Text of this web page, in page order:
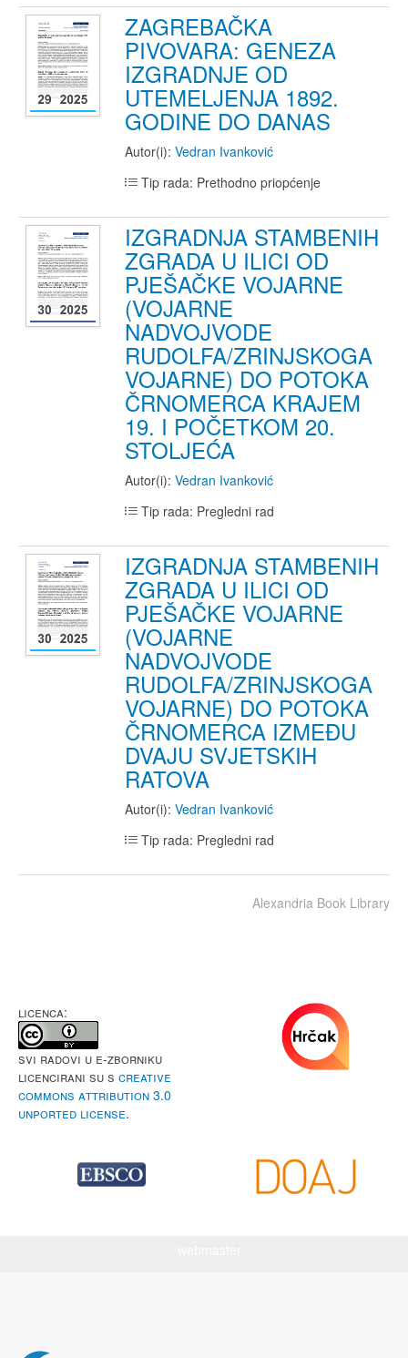
ZAGREBAČKA
PIVOVARA: GENEZA
IZGRADNJE OD
UTEMELJENJA 1892.
GODINE DO DANAS
Autor(i): Vedran Ivanković
Tip rada: Prethodno priopćenje
IZGRADNJA STAMBENIH
ZGRADA U ILICI OD
PJEŠAČKE VOJARNE
(VOJARNE
NADVOJVODE
RUDOLFA/ZRINJSKOGA
VOJARNE) DO POTOKA
ČRNOMERCA KRAJEM
19. I POČETKOM 20.
STOLJEĆA
Autor(i): Vedran Ivanković
Tip rada: Pregledni rad
IZGRADNJA STAMBENIH
ZGRADA U ILICI OD
PJEŠAČKE VOJARNE
(VOJARNE
NADVOJVODE
RUDOLFA/ZRINJSKOGA
VOJARNE) DO POTOKA
ČRNOMERCA IZMEĐU
DVAJU SVJETSKIH
RATOVA
Autor(i): Vedran Ivanković
Tip rada: Pregledni rad
Alexandria Book Library
LICENCA:
Svi radovi u e-Zborniku
licencirani su s Creative
Commons Attribution 3.0
Unported License.